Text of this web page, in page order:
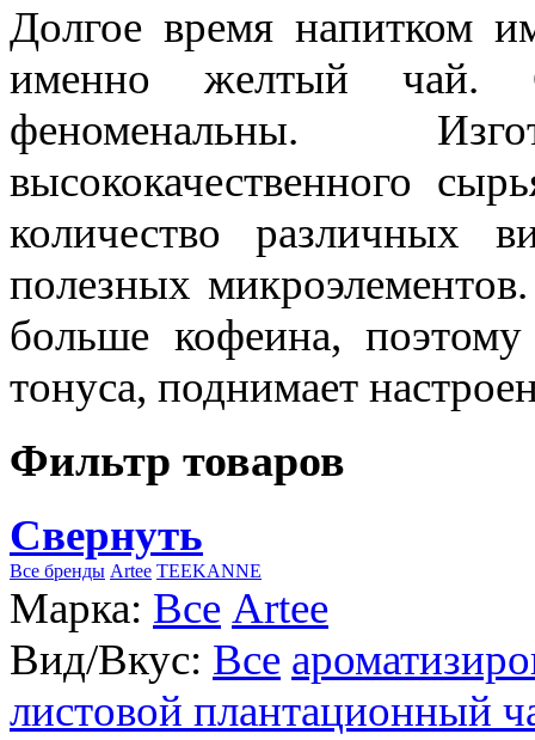
Долгое время напитком
именно желтый чай.
феноменальны.
высококачественного
количество различных
полезных
больше кофеина,
тонуса, поднимает
Фильтр товаров
Свернуть
Все бренды Artee TEEKANNE
Марка: Все Artee
Вид/Вкус: Все
листовой плантационный